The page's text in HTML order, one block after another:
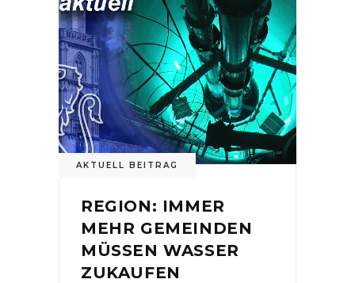
AKTUELL BEITRAG
REGION: IMMER
MEHR GEMEINDEN
MÜSSEN WASSER
ZUKAUFEN